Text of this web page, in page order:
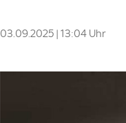
03.09.2025 | 13:04 Uhr